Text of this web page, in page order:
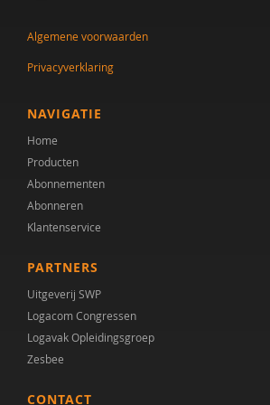
Remy Janischka
Rianne Jansen
Salima Kamp
Lisa van Klaveren
Ineke Koopmans
Athanasios Maras
Roy Peijen
Justine Pentinga
Sigrid Piening
Carolien Rieffe
Algemene voorwaarden
Privacyverklaring
NAVIGATIE
Home
Producten
Abonnementen
Abonneren
Klantenservice
PARTNERS
Uitgeverij SWP
Logacom Congressen
Logavak Opleidingsgroep
Zesbee
CONTACT